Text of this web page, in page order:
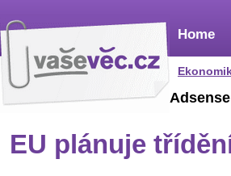
Home
Adsense
EU plánuje